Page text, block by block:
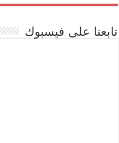
تابعنا على فيسبوك